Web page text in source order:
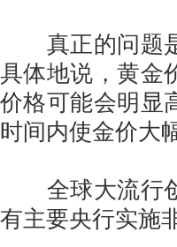
真正的问题是
具体地说，黄金
价格可能会明显
时间内使金价大
全球大流行创
有主要央行实施